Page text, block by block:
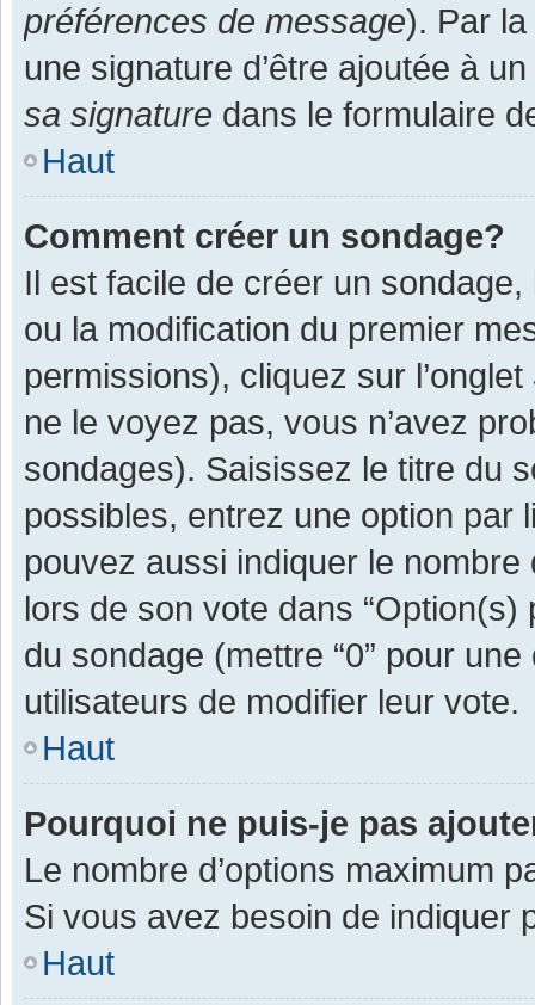
préférences de message). Par
une signature d’être ajoutée à
sa signature dans le formulaire
Haut
Comment créer un sondage?
Il est facile de créer un
ou la modification du premier
permissions), cliquez sur l’onglet
ne le voyez pas, vous n’avez
sondages). Saisissez le titre du
possibles, entrez une option par
pouvez aussi indiquer le
lors de son vote dans “Option(s)
du sondage (mettre “0” pour
utilisateurs de modifier leur vote.
Haut
Pourquoi ne puis-je pas
Le nombre d’options maximum
Si vous avez besoin de indiquer
Haut